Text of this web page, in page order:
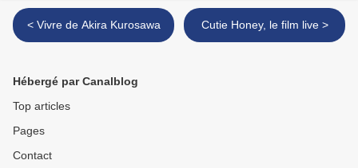
< Vivre de Akira Kurosawa Cutie Honey, le film live >
Hébergé par Canalblog
Top articles
Pages
Contact